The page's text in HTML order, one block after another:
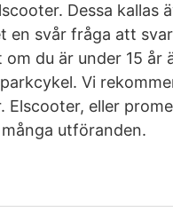
Dessa kallas
en svår fråga att
du är under 15 år
Vi
Elscooter, eller
utföranden.